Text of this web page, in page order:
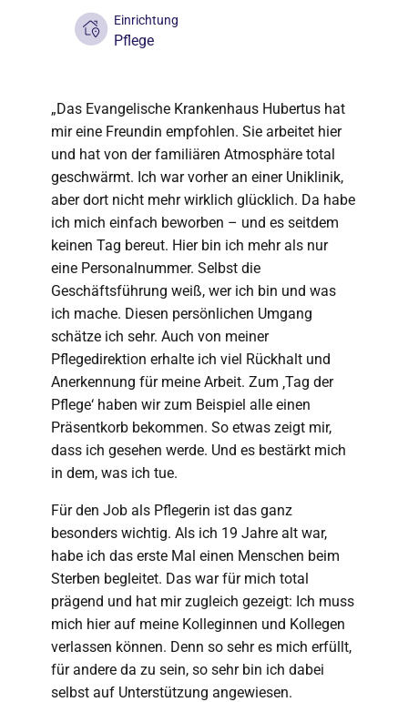
Einrichtung
Pflege
„Das Evangelische Krankenhaus Hubertus hat
mir eine Freundin empfohlen. Sie arbeitet hier
und hat von der familiären Atmosphäre total
geschwärmt. Ich war vorher an einer Uniklinik,
aber dort nicht mehr wirklich glücklich. Da habe
ich mich einfach beworben – und es seitdem
keinen Tag bereut. Hier bin ich mehr als nur
eine Personalnummer. Selbst die
Geschäftsführung weiß, wer ich bin und was
ich mache. Diesen persönlichen Umgang
schätze ich sehr. Auch von meiner
Pflegedirektion erhalte ich viel Rückhalt und
Anerkennung für meine Arbeit. Zum ‚Tag der
Pflege‘ haben wir zum Beispiel alle einen
Präsentkorb bekommen. So etwas zeigt mir,
dass ich gesehen werde. Und es bestärkt mich
in dem, was ich tue.
Für den Job als Pflegerin ist das ganz
besonders wichtig. Als ich 19 Jahre alt war,
habe ich das erste Mal einen Menschen beim
Sterben begleitet. Das war für mich total
prägend und hat mir zugleich gezeigt: Ich muss
mich hier auf meine Kolleginnen und Kollegen
verlassen können. Denn so sehr es mich erfüllt,
für andere da zu sein, so sehr bin ich dabei
selbst auf Unterstützung angewiesen.